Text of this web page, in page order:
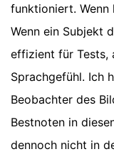
funktioniert. Wenn
Wenn ein Subjekt
effizient für Tests,
Sprachgefühl. Ich
Beobachter des
Bestnoten in
dennoch nicht in